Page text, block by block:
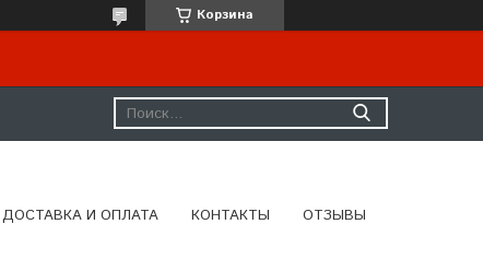
Корзина
ДОСТАВКА И ОПЛАТА КОНТАКТЫ ОТЗЫВЫ